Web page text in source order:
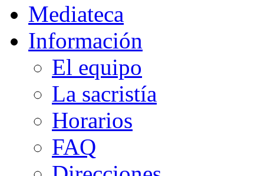
Mediateca
Información
El equipo
La sacristía
Horarios
FAQ